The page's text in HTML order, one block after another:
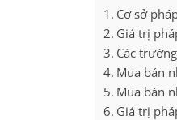
Cơ sở
Giá trị
Các
Mua bán
Mua bán
Giá trị